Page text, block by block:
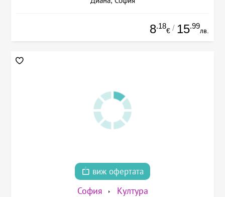
8.18
€ / 15.99
лв.
виж офертата
София Култура